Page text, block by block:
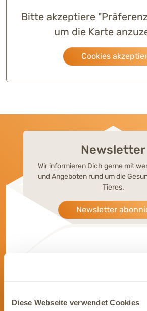
Diese Webseite verwendet Cookies
Bitte akzeptiere
um die Karte
Cookies
Newsletter
Wir informieren Dich gerne mit
und Angeboten rund um die
Tieres.
Newsletter
Bleib immer auf dem Laufenden und